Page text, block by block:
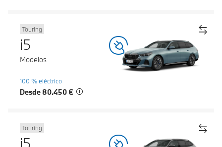
Touring
i5
Modelos
100 % eléctrico
Desde 80.450 €
Touring
i5